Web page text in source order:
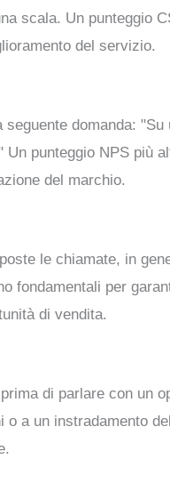
scala. Un punteggio
del servizio.
domanda:
punteggio NPS più
del marchio.
le chiamate, in
fondamentali per
di vendita.
di parlare con un
a un instradamento